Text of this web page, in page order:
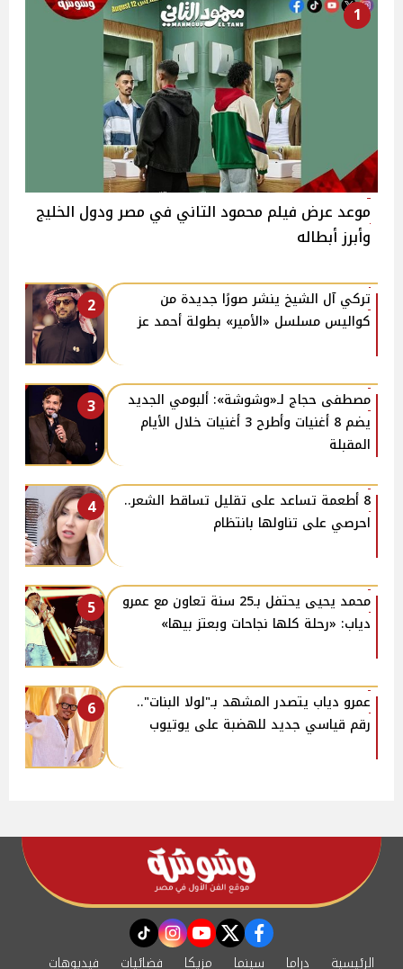
1
موعد عرض فيلم محمود التاني في مصر ودول الخليج
وأبرز أبطاله
2
تركي آل الشيخ ينشر صورًا جديدة من
كواليس مسلسل «الأمير» بطولة أحمد عز
3
مصطفى حجاج لـ«وشوشة»: ألبومي الجديد
يضم 8 أغنيات وأطرح 3 أغنيات خلال الأيام
المقبلة
4
8 أطعمة تساعد على تقليل تساقط الشعر..
احرصي على تناولها بانتظام
5
محمد يحيى يحتفل بـ25 سنة تعاون مع عمرو
دياب: «رحلة كلها نجاحات وبعتز بيها»
6
عمرو دياب يتصدر المشهد بـ"لولا البنات"..
رقم قياسي جديد للهضبة على يوتيوب
facebook
twitter
youtube
instagram
tiktok
الرئيسية دراما سينما مزيكا فضائيات فيديوهات